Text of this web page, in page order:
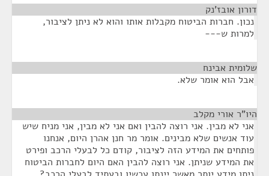
דורון אובז'נק
נכון. חברות הביטוח מקבלות אותו והוא לא ניתן לציבור,
למרות ש---
שלומית אבינח
אבל הוא אומר שלא.
היו"ר אורי מקלב
אני לא מבין. אני רוצה להבין ואם אני לא מבין, אני מניח שיש
עוד אנשים שלא מבינים. אומר מר חנן אהרן היום, אנחנו
פותחים את המידע הזה לציבור, קודם כל לבעלי הרכב ופירט
את המידע שניתן. אני רוצה להבין האם היום לחברות הביטוח